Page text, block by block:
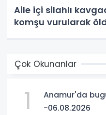
Aile içi silahlı
komşu vurularak
Çok Okunanlar
1
Anamur'da
-06.08.2026